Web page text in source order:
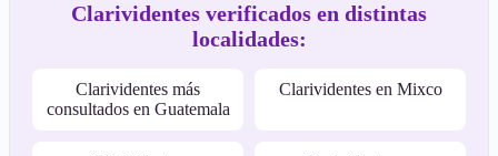
Clarividentes verificados en distintas
localidades:
Clarividentes más
consultados en Guatemala
Clarividentes en Mixco